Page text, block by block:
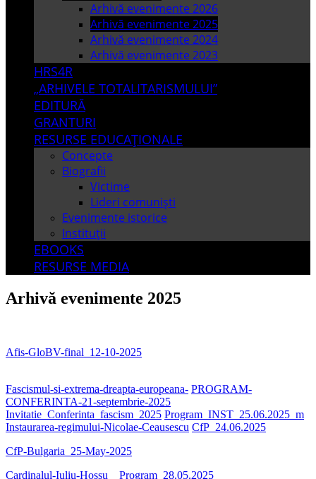
Arhivă evenimente 2026
Arhivă evenimente 2025
Arhivă evenimente 2024
Arhivă evenimente 2023
HRS4R
„ARHIVELE TOTALITARISMULUI”
EDITURĂ
GRANTURI
RESURSE EDUCAȚIONALE
Concepte
Biografii
Victime
Lideri comuniști
Evenimente istorice
Instituții
EBOOKS
RESURSE MEDIA
Arhivă evenimente 2025
Afis-GloBV-final_12-10-2025
Fascismul-si-extrema-dreapta-europeana- PROGRAM-
CONFERINTA-21-septembrie-2025
Invitatie_Conferinta_fascism_2025 Program_INST_25.06.2025_m
Instaurarea-regimului-Nicolae-Ceausescu CfP_24.06.2025
CfP-Bulgaria_25-May-2025
Cardinalul-Iuliu-Hossu__Program_28.05.2025